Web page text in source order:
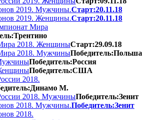
2019. Мужчины.Старт:20.11.18
2019. Женщины.Старт:20.11.18
Мира
2018. ЖенщиныСтарт:29.09.18
2018. МужчиныПобедитель:Польша
Победитель:Россия
Победитель:США
2018.
М.
2018. МужчиныПобедитель:Зенит
2018. Мужчины.Победитель:Зенит
2018.